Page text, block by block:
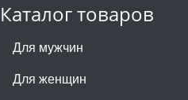
Каталог товаров
Для мужчин
Для женщин